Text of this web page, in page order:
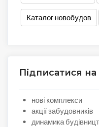
Каталог новобудов
Підписатися
нові комплекси
акції забудовників
динамика